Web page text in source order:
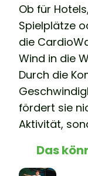
Ob für
Spielplätze
die
Wind in die
Durch die
fördert sie
Aktivität,
Das